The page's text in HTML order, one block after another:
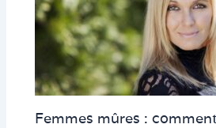
Femmes mûres :